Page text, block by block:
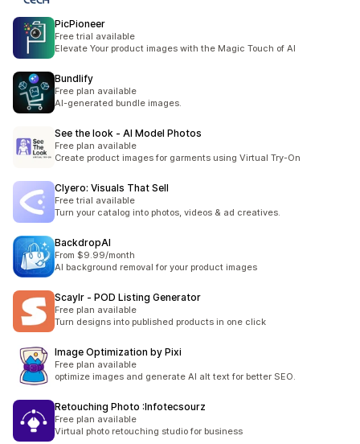
PicPioneer
Free trial available
Elevate Your product images with the Magic Touch of AI
Bundlify
Free plan available
AI-generated bundle images.
See the look ‑ AI Model Photos
Free plan available
Create product images for garments using Virtual Try-On
Clyero: Visuals That Sell
Free trial available
Turn your catalog into photos, videos & ad creatives.
BackdropAI
From $9.99/month
AI background removal for your product images
Scaylr ‑ POD Listing Generator
Free plan available
Turn designs into published products in one click
Image Optimization by Pixi
Free plan available
optimize images and generate AI alt text for better SEO.
Retouching Photo :Infotecsourz
Free plan available
Virtual photo retouching studio for business